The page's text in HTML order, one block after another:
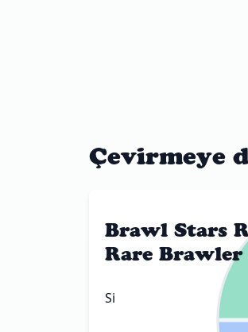
Çevirmeye
Brawl Stars
Rare Brawler
Si